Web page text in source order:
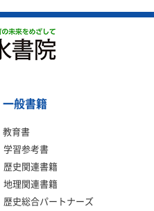
一般書籍
教育書
学習参考書
歴史関連書籍
地理関連書籍
歴史総合パートナーズ